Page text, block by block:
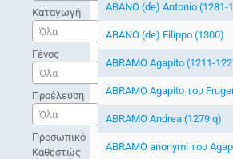
Καταγωγή
Όλα
Γένος
Όλα
Προέλευση
Όλα
Προσωπικό
Καθεστώς
ABANO (de) Antonio (1281-
ABANO (de) Filippo (1300)
ABRAMO Agapito (1211-
ABRAMO Agapito του
ABRAMO Andrea (1279 q)
ABRAMO anonymi του